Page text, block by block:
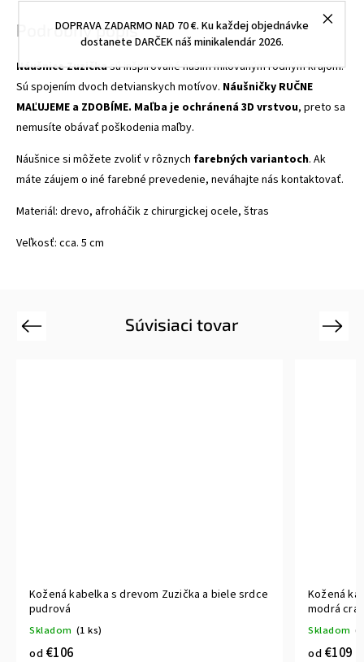
DOPRAVA ZADARMO NAD 70 €. Ku každej objednávke
dostanete DARČEK náš minikalendár 2026.
Podrobný popis
Náušnice Zuzičkasú inšpirované naším milovaným rodným krajom.
Sú spojením dvoch detvianskych motívov. Náušničky RUČNE
MAĽUJEME a ZDOBÍME. Maľba je ochránená 3D vrstvou, preto sa
nemusíte obávať poškodenia maľby.
Náušnice si môžete zvoliť v rôznych farebných variantoch. Ak
máte záujem o iné farebné prevedenie, neváhajte nás kontaktovať.
Materiál: drevo, afroháčik z chirurgickej ocele, štras
Veľkosť: cca. 5 cm
Súvisiaci tovar
Previous
Kožená kabelka s drevom Zuzička a biele srdce
pudrová
Skladom (1 ks)
od €106
Kožená
modrá
Skladom
od €109
Next